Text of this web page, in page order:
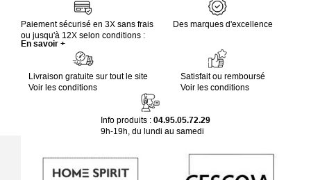
Paiement sécurisé en 3X sans frais
ou jusqu'à 12X selon conditions :
En savoir +
Des marques d'excellence
Livraison gratuite sur tout le site
Voir les conditions
Satisfait ou remboursé
Voir les conditions
Info produits : 04.95.05.72.29
9h-19h, du lundi au samedi